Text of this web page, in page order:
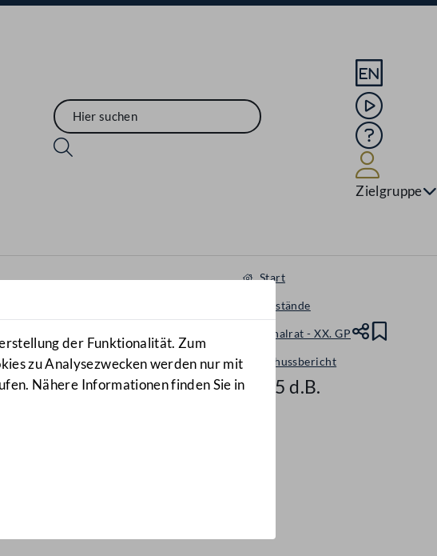
Sprache
Mediathek
Hilfe
Zielgruppe
der Funktionalität. Zum
zu Analysezwecken werden nur mit
Nähere Informationen finden Sie in
Start
Gegenstände
Nationalrat - XX. GP
Ausschussbericht
1885 d.B.